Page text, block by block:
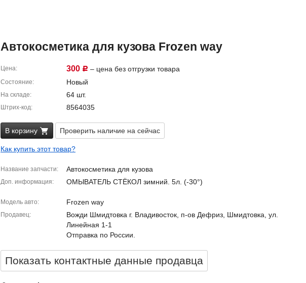
Автокосметика для кузова Frozen way
Цена 300 Р – цена без отгрузки товара
Состояние Новый
На складе 64 шт.
Штрих-код 8564035
В корзину Проверить наличие на сейчас
Как купить этот товар?
Название запчасти Автокосметика для кузова
Доп. информация ОМЫВАТЕЛЬ СТЁКОЛ зимний. 5л. (-30°)
Модель авто Frozen way
Продавец
Вожди Шмидтовка г. Владивосток, п-ов Дефриз, Шмидтовка, ул.
Линейная 1-1
Отправка по России.
Показать контактные данные продавцa